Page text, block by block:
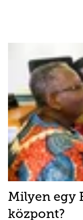
Milyen egy
központ?